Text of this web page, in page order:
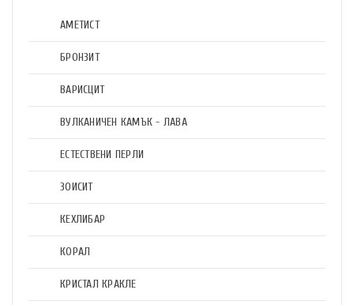
АМЕТИСТ
БРОНЗИТ
ВАРИСЦИТ
ВУЛКАНИЧЕН КАМЪК - ЛАВА
ЕСТЕСТВЕНИ ПЕРЛИ
ЗОИСИТ
КЕХЛИБАР
КОРАЛ
КРИСТАЛ КРАКЛЕ